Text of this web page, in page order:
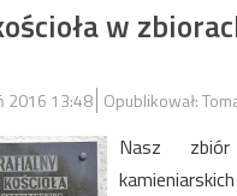
w
2016 13:48 Opublikował:
Nasz